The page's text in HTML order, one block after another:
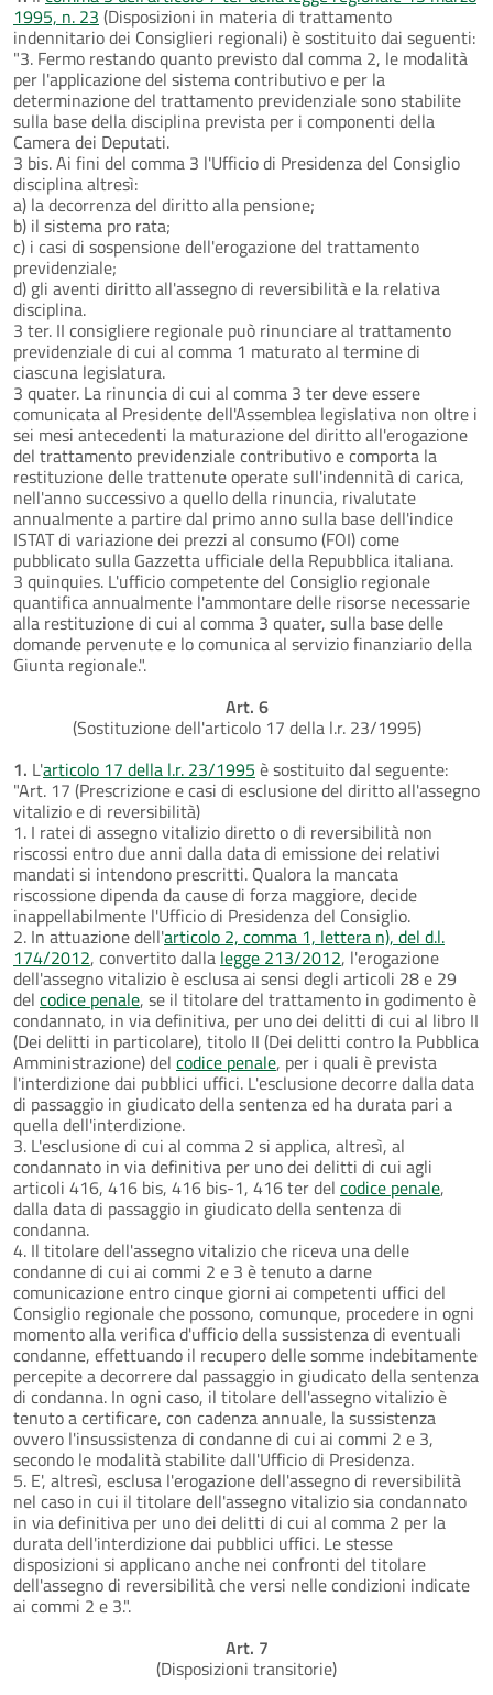
1995, n. 23 (Disposizioni in materia di trattamento
indennitario dei Consiglieri regionali) è sostituito dai seguenti:
"3. Fermo restando quanto previsto dal comma 2, le modalità
per l'applicazione del sistema contributivo e per la
determinazione del trattamento previdenziale sono stabilite
sulla base della disciplina prevista per i componenti della
Camera dei Deputati.
3 bis. Ai fini del comma 3 l'Ufficio di Presidenza del Consiglio
disciplina altresì:
a) la decorrenza del diritto alla pensione;
b) il sistema pro rata;
c) i casi di sospensione dell'erogazione del trattamento
previdenziale;
d) gli aventi diritto all'assegno di reversibilità e la relativa
disciplina.
3 ter. II consigliere regionale può rinunciare al trattamento
previdenziale di cui al comma 1 maturato al termine di
ciascuna legislatura.
3 quater. La rinuncia di cui al comma 3 ter deve essere
comunicata al Presidente dell'Assemblea legislativa non oltre i
sei mesi antecedenti la maturazione del diritto all'erogazione
del trattamento previdenziale contributivo e comporta la
restituzione delle trattenute operate sull'indennità di carica,
nell'anno successivo a quello della rinuncia, rivalutate
annualmente a partire dal primo anno sulla base dell'indice
ISTAT di variazione dei prezzi al consumo (FOI) come
pubblicato sulla Gazzetta ufficiale della Repubblica italiana.
3 quinquies. L'ufficio competente del Consiglio regionale
quantifica annualmente l'ammontare delle risorse necessarie
alla restituzione di cui al comma 3 quater, sulla base delle
domande pervenute e lo comunica al servizio finanziario della
Giunta regionale.".
Art. 6
(Sostituzione dell'articolo 17 della l.r. 23/1995)
1. L'articolo 17 della l.r. 23/1995 è sostituito dal seguente:
"Art. 17 (Prescrizione e casi di esclusione del diritto all'assegno
vitalizio e di reversibilità)
1. I ratei di assegno vitalizio diretto o di reversibilità non
riscossi entro due anni dalla data di emissione dei relativi
mandati si intendono prescritti. Qualora la mancata
riscossione dipenda da cause di forza maggiore, decide
inappellabilmente l'Ufficio di Presidenza del Consiglio.
2. In attuazione dell'articolo 2, comma 1, lettera n), del d.l.
174/2012, convertito dalla legge 213/2012, l'erogazione
dell'assegno vitalizio è esclusa ai sensi degli articoli 28 e 29
del codice penale, se il titolare del trattamento in godimento è
condannato, in via definitiva, per uno dei delitti di cui al libro II
(Dei delitti in particolare), titolo II (Dei delitti contro la Pubblica
Amministrazione) del codice penale, per i quali è prevista
l'interdizione dai pubblici uffici. L'esclusione decorre dalla data
di passaggio in giudicato della sentenza ed ha durata pari a
quella dell'interdizione.
3. L'esclusione di cui al comma 2 si applica, altresì, al
condannato in via definitiva per uno dei delitti di cui agli
articoli 416, 416 bis, 416 bis-1, 416 ter del codice penale,
dalla data di passaggio in giudicato della sentenza di
condanna.
4. Il titolare dell'assegno vitalizio che riceva una delle
condanne di cui ai commi 2 e 3 è tenuto a darne
comunicazione entro cinque giorni ai competenti uffici del
Consiglio regionale che possono, comunque, procedere in ogni
momento alla verifica d'ufficio della sussistenza di eventuali
condanne, effettuando il recupero delle somme indebitamente
percepite a decorrere dal passaggio in giudicato della sentenza
di condanna. In ogni caso, il titolare dell'assegno vitalizio è
tenuto a certificare, con cadenza annuale, la sussistenza
ovvero l'insussistenza di condanne di cui ai commi 2 e 3,
secondo le modalità stabilite dall'Ufficio di Presidenza.
5. E', altresì, esclusa l'erogazione dell'assegno di reversibilità
nel caso in cui il titolare dell'assegno vitalizio sia condannato
in via definitiva per uno dei delitti di cui al comma 2 per la
durata dell'interdizione dai pubblici uffici. Le stesse
disposizioni si applicano anche nei confronti del titolare
dell'assegno di reversibilità che versi nelle condizioni indicate
ai commi 2 e 3.".
Art. 7
(Disposizioni transitorie)